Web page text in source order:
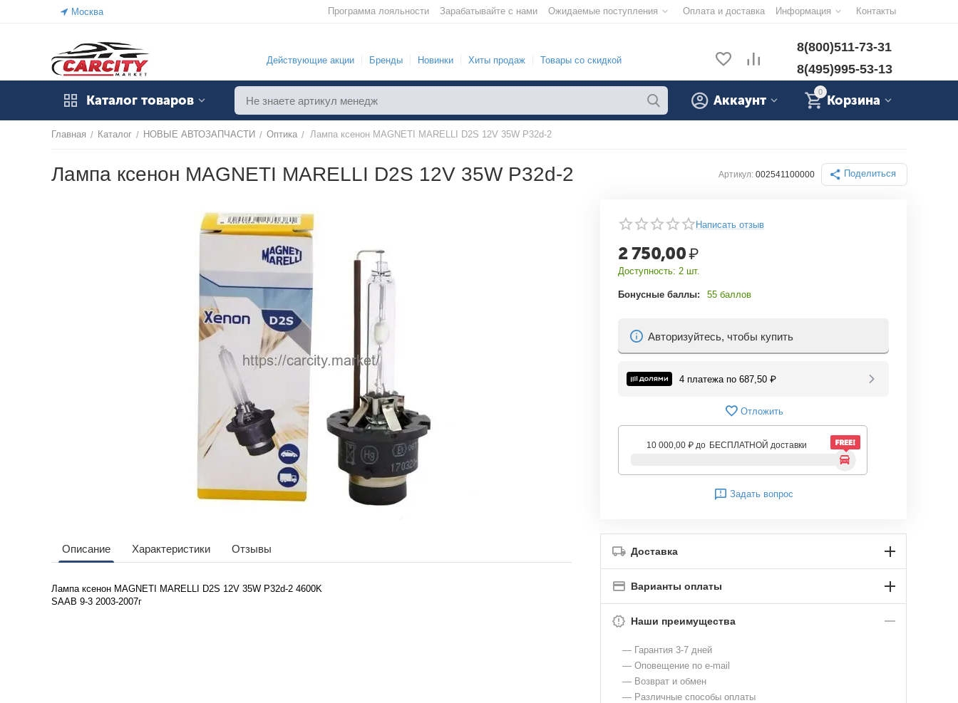
Москва Программа лояльности Зарабатывайте с нами Ожидаемые поступления Оплата и доставка Информация Контакты
Действующие акции Бренды Новинки Хиты продаж Товары со скидкой
8(800)511-73-31
8(495)995-53-13
Каталог товаров
0
Корзина
Аккаунт
Главная / Каталог / НОВЫЕ АВТОЗАПЧАСТИ / Оптика / Лампа ксенон MAGNETI MARELLI D2S 12V 35W P32d-2
Лампа ксенон MAGNETI MARELLI D2S 12V 35W P32d-2 Артикул: 002541100000 Поделиться
Написать отзыв
2 750,00₽
Доступность: 2 шт.
Бонусные баллы: 55 баллов
Авторизуйтесь, чтобы купить
4 платежа по 687,50 ₽
Отложить
10 000,00 ₽ до БЕСПЛАТНОЙ доставки
Задать вопрос
Доставка
Варианты оплаты
Наши преимущества
— Гарантия 3-7 дней
— Оповещение по e-mail
— Возврат и обмен
— Различные способы оплаты
Описание Характеристики Отзывы
Лампа ксенон MAGNETI MARELLI D2S 12V 35W P32d-2 4600K
SAAB 9-3 2003-2007г